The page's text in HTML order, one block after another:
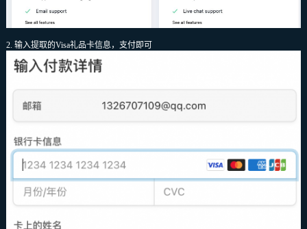
2. 输入提取的Visa礼品卡信息，支付即可